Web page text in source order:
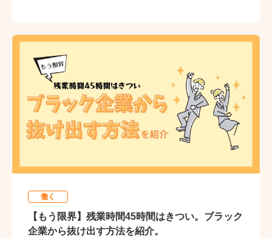
働く
【もう限界】残業時間45時間はきつい。ブラック
企業から抜け出す方法を紹介。